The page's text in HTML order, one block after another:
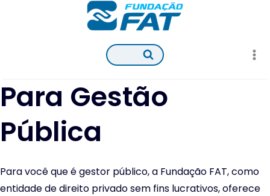
Para Gestão
Pública
Para você que é gestor público, a Fundação FAT, como
entidade de direito privado sem fins lucrativos, oferece